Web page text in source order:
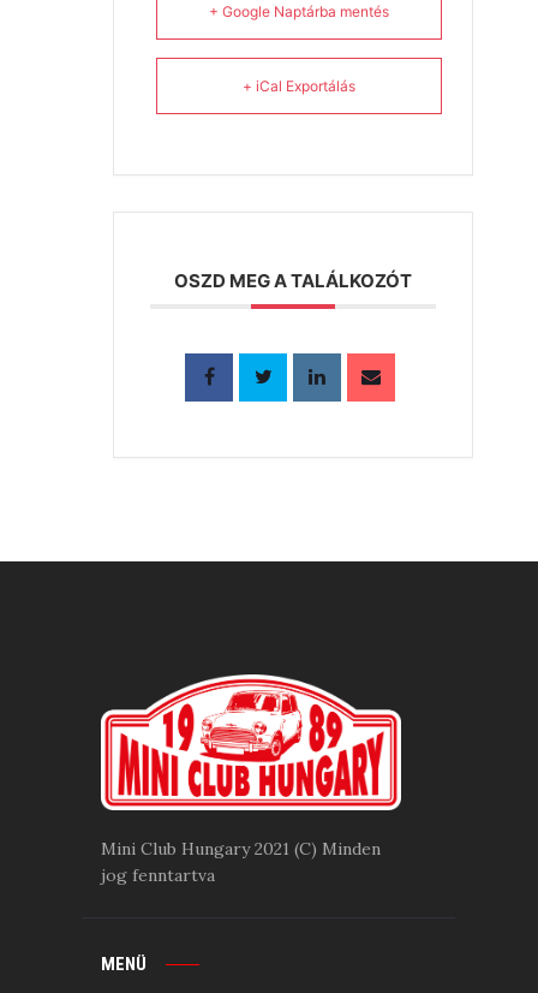
+ Google Naptárba mentés
+ iCal Exportálás
OSZD MEG A TALÁLKOZÓT
Mini Club Hungary 2021 (C) Minden
jog fenntartva
MENÜ